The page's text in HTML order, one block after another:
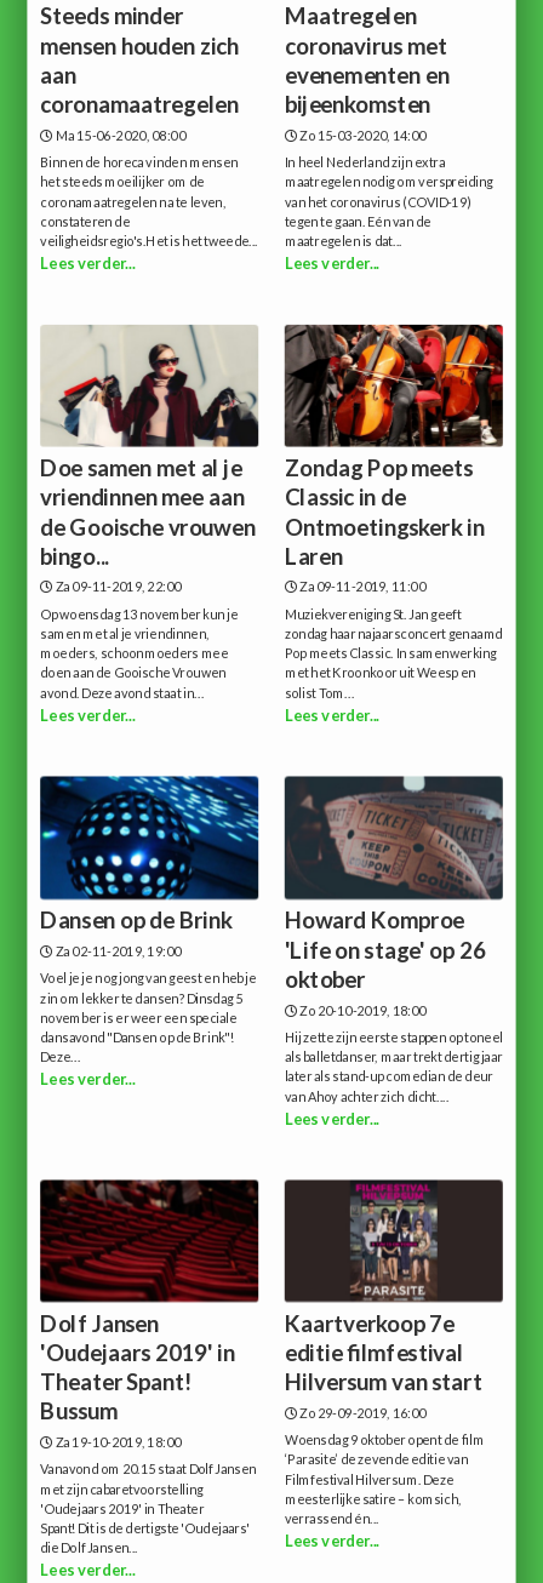
Steeds minder
mensen houden zich
aan
coronamaatregelen
Ma 15-06-2020, 08:00
Binnen de horeca vinden mensen
het steeds moeilijker om de
coronamaatregelen na te leven,
constateren de
veiligheidsregio's.Het is het tweede...
Lees verder...
Maatregelen
coronavirus met
evenementen en
bijeenkomsten
Zo 15-03-2020, 14:00
In heel Nederland zijn extra
maatregelen nodig om verspreiding
van het coronavirus (COVID-19)
tegen te gaan. Eén van de
maatregelen is dat...
Lees verder...
Doe samen met al je
vriendinnen mee aan
de Gooische vrouwen
bingo...
Za 09-11-2019, 22:00
Op woensdag 13 november kun je
samen met al je vriendinnen,
moeders, schoonmoeders mee
doen aan de Gooische Vrouwen
avond. Deze avond staat in...
Lees verder...
Zondag Pop meets
Classic in de
Ontmoetingskerk in
Laren
Za 09-11-2019, 11:00
Muziekvereniging St. Jan geeft
zondag haar najaarsconcert genaamd
Pop meets Classic. In samenwerking
met het Kroonkoor uit Weesp en
solist Tom...
Lees verder...
Dansen op de Brink
Za 02-11-2019, 19:00
Voel je je nog jong van geest en heb je
zin om lekker te dansen? Dinsdag 5
november is er weer een speciale
dansavond "Dansen op de Brink"!
Deze...
Lees verder...
Howard Komproe
'Life on stage' op 26
oktober
Zo 20-10-2019, 18:00
Hij zette zijn eerste stappen op toneel
als balletdanser, maar trekt dertig jaar
later als stand-up comedian de deur
van Ahoy achter zich dicht....
Lees verder...
Dolf Jansen
'Oudejaars 2019' in
Theater Spant!
Bussum
Za 19-10-2019, 18:00
Vanavond om 20.15 staat Dolf Jansen
met zijn cabaretvoorstelling
'Oudejaars 2019' in Theater
Spant!Dit is de dertigste 'Oudejaars'
die Dolf Jansen...
Lees verder...
Kaartverkoop 7e
editie filmfestival
Hilversum van start
Zo 29-09-2019, 16:00
Woensdag 9 oktober opent de film
‘Parasite’ de zevende editie van
Filmfestival Hilversum. Deze
meesterlijke satire – komsich,
verrassend én...
Lees verder...